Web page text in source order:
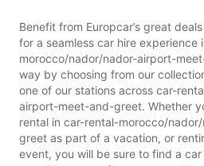
Benefit from Europcar’s great
for a seamless car hire experience
morocco/nador/nador-airport-
way by choosing from our
one of our stations across car-
airport-meet-and-greet. Whether
rental in car-rental-morocco/
greet as part of a vacation, or
event, you will be sure to find a